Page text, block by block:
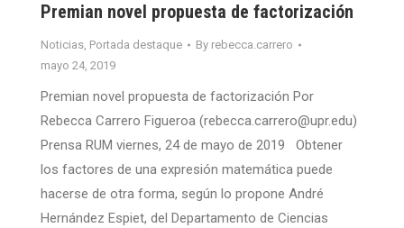
Premian novel propuesta de factorización
Noticias, Portada destaque By rebecca.carrero
mayo 24, 2019
Premian novel propuesta de factorización Por
Rebecca Carrero Figueroa (rebecca.carrero@upr.edu)
Prensa RUM viernes, 24 de mayo de 2019 Obtener
los factores de una expresión matemática puede
hacerse de otra forma, según lo propone André
Hernández Espiet, del Departamento de Ciencias